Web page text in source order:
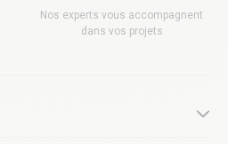
Nos experts vous accompagnent
dans vos projets